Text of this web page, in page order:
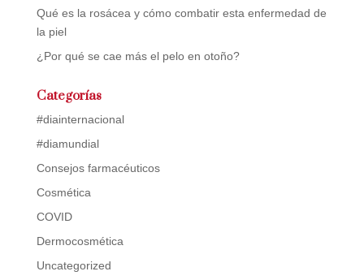
Qué es la rosácea y cómo combatir esta enfermedad de
la piel
¿Por qué se cae más el pelo en otoño?
Categorías
#diainternacional
#diamundial
Consejos farmacéuticos
Cosmética
COVID
Dermocosmética
Uncategorized